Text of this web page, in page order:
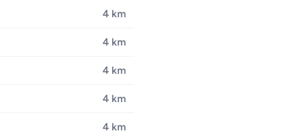
4 km
4 km
4 km
4 km
4 km